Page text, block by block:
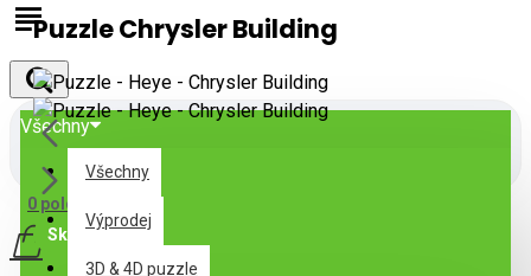
Všechny
Všechny
Výprodej
3D & 4D puzzle
0 položek - 0Kč
Puzzle Chrysler Building
Skladem